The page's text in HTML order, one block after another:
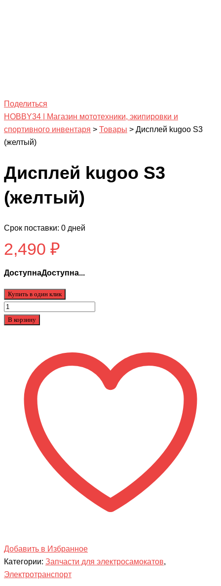
Поделиться
HOBBY34 | Магазин мототехники, экипировки и
спортивного инвентаря > Товары > Дисплей kugoo S3
(желтый)
Дисплей kugoo S3
(желтый)
Срок поставки: 0 дней
2,490 ₽
ДоступнаДоступна...
Купить в один клик
Количество
товара
(желтый)
В корзину
Добавить в Избранное
Категории: Запчасти для электросамокатов,
Электротранспорт